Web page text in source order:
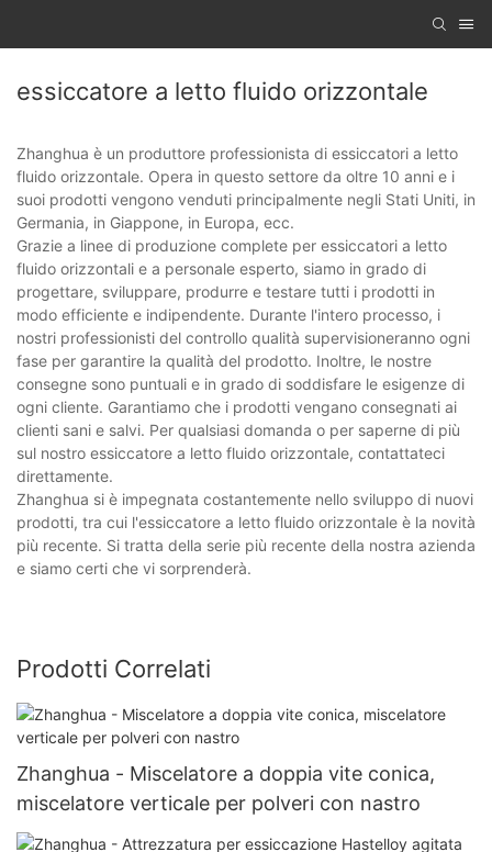
essiccatore a letto fluido orizzontale
Zhanghua è un produttore professionista di essiccatori a letto
fluido orizzontale. Opera in questo settore da oltre 10 anni e i
suoi prodotti vengono venduti principalmente negli Stati Uniti, in
Germania, in Giappone, in Europa, ecc.
Grazie a linee di produzione complete per essiccatori a letto
fluido orizzontali e a personale esperto, siamo in grado di
progettare, sviluppare, produrre e testare tutti i prodotti in
modo efficiente e indipendente. Durante l'intero processo, i
nostri professionisti del controllo qualità supervisioneranno ogni
fase per garantire la qualità del prodotto. Inoltre, le nostre
consegne sono puntuali e in grado di soddisfare le esigenze di
ogni cliente. Garantiamo che i prodotti vengano consegnati ai
clienti sani e salvi. Per qualsiasi domanda o per saperne di più
sul nostro essiccatore a letto fluido orizzontale, contattateci
direttamente.
Zhanghua si è impegnata costantemente nello sviluppo di nuovi
prodotti, tra cui l'essiccatore a letto fluido orizzontale è la novità
più recente. Si tratta della serie più recente della nostra azienda
e siamo certi che vi sorprenderà.
Prodotti Correlati
Zhanghua - Miscelatore a doppia vite conica,
miscelatore verticale per polveri con nastro